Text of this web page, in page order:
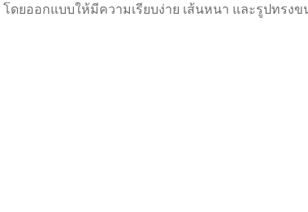
โดยออกแบบให้มีความเรียบง่าย เส้นหนา และรูปทรง